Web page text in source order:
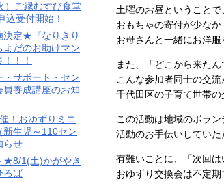
土曜のお昼ということで
おもちゃの寄付が少な
お母さんと一緒にお洋服
また、「どこから来た
こんな参加者同士の交
千代田区の子育て世帯の
この活動は地域のボラン
活動のお手伝いしていた
有難いことに、「次回は
おゆずり交換会は不定
）ご縁むすび食堂
込受付開始！
決定★『なりきり
よだのお助けマン
！！
・サポート・セン
員養成講座のお知
！おゆずりミニ
生児～110セン
らせ
1(土)かがやき
ろば